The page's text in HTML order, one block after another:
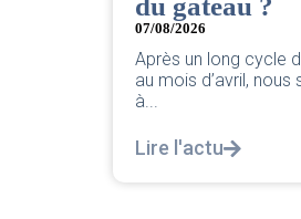
Retrouvez le compte
2026 par votre
Lire l'actu